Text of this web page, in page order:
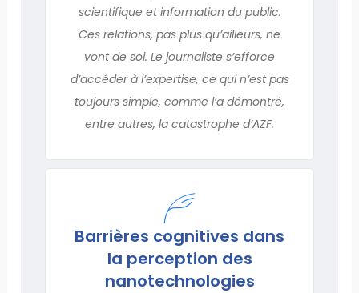
scientifique et information du public.
Ces relations, pas plus qu’ailleurs, ne
vont de soi. Le journaliste s’efforce
d’accéder à l’expertise, ce qui n’est pas
toujours simple, comme l’a démontré,
entre autres, la catastrophe d’AZF.
Barrières cognitives dans
la perception des
nanotechnologies